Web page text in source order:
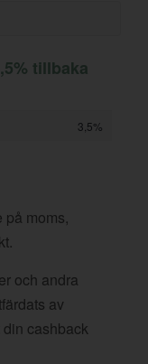
tillbaka
3,5%
på moms,
och andra
av
cashback